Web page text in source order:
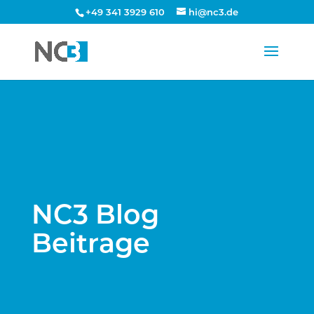
+49 341 3929 610 hi@nc3.de
NC3 Blog
Beitrage